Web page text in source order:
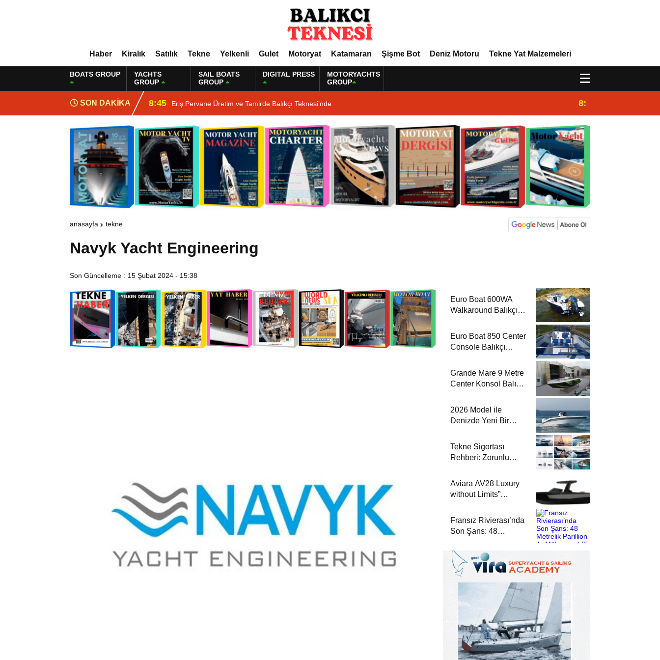
Haber Kiralık Satılık Tekne Yelkenli Gulet Motoryat Katamaran Şişme Bot Deniz Motoru Tekne Yat Malzemeleri
BOATS GROUP
YACHTS
GROUP
SAIL BOATS
GROUP
DIGITAL PRESS
MOTORYACHTS
GROUP
SON DAKİKA 8:45 Eriş Pervane Üretim ve Tamirde Balıkçı Teknesi’nde 8:29
anasayfa tekne
Navyk Yacht Engineering
Son Güncelleme : 15 Şubat 2024 - 15:38
Euro Boat 600WA
Walkaround Balıkçı
Euro Boat 850 Center
Console Balıkçı
Grande Mare 9 Metre
Center Konsol Balıkçı
2026 Model ile
Denizde Yeni Bir
Tekne Sigortası
Rehberi: Zorunlu
ve Güvenli Seyir
Aviara AV28 Luxury
without Limits”
Yeni Bir Dönem
Fransız Rivierası’nda
Son Şans: 48
Mükemmel Bir Yat
Tatili